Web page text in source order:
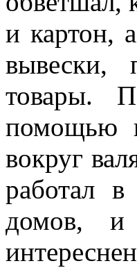
и картон,
вывески,
товары.
помощью
вокруг
работал
домов, и